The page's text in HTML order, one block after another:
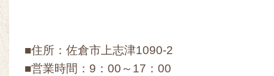
■住所：佐倉市上志津1090-2
■営業時間：9：00～17：00